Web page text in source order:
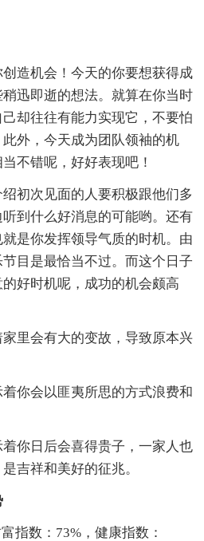
机会！今天的你要想获得成
迅即逝的想法。就算在你当时
却往往有能力实现它，不要怕
外，今天成为团队领袖的机
不错呢，好好表现吧！
次见面的人要积极跟他们多
到什么好消息的可能哟。还有
是你发挥领导气质的时机。由
目是最恰当不过。而这个日子
好时机呢，成功的机会颇高
会有大的变故，导致原本兴
会以匪夷所思的方式浪费和
日后会喜得贵子，一家人也
吉祥和美好的征兆。
数：73%，健康指数：